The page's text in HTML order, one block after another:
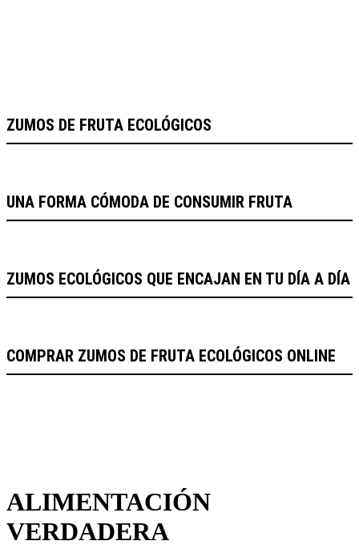
ZUMOS DE FRUTA ECOLÓGICOS
UNA FORMA CÓMODA DE CONSUMIR FRUTA
ZUMOS ECOLÓGICOS QUE ENCAJAN EN TU DÍA A DÍA
COMPRAR ZUMOS DE FRUTA ECOLÓGICOS ONLINE
ALIMENTACIÓN
VERDADERA